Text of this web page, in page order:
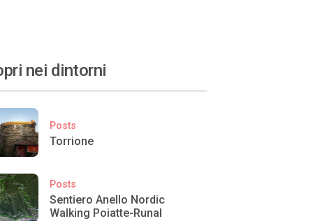
nei dintorni
Posts
Torrione
Posts
Sentiero Anello Nordic
Walking Poiatte-Runal